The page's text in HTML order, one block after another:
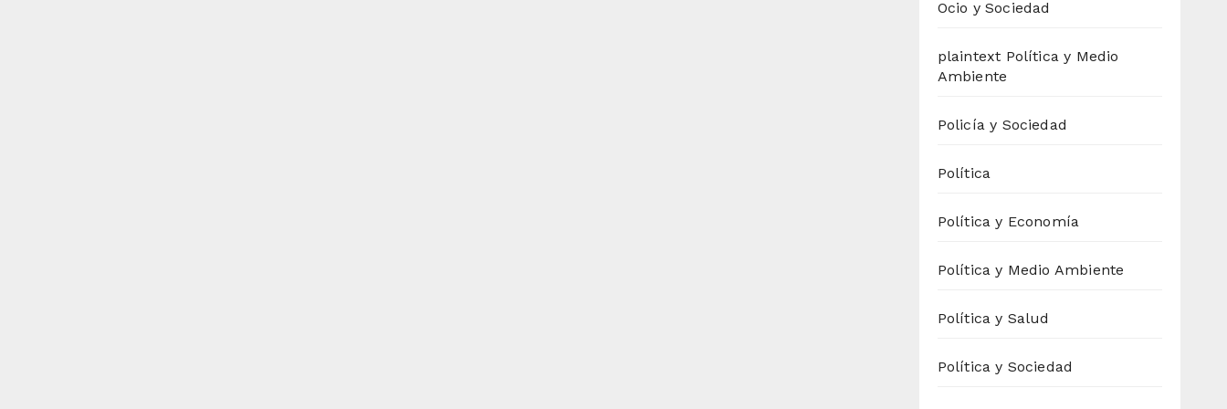
Ocio y Sociedad
plaintext Política y Medio
Ambiente
Policía y Sociedad
Política
Política y Economía
Política y Medio Ambiente
Política y Salud
Política y Sociedad